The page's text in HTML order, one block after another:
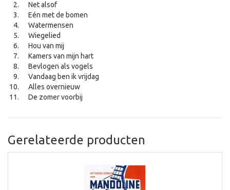
Net alsof
Eén met de bomen
Watermensen
Wiegelied
Hou van mij
Kamers van mijn hart
Bevlogen als vogels
Vandaag ben ik vrijdag
Alles overnieuw
De zomer voorbij
Gerelateerde producten